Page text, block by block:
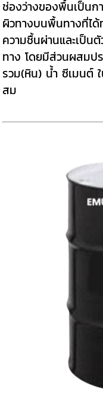
ช่องว่างของพื้นเป็นก
ผิวทางบนพื้นทางที่ได้
ความชื้นผ่านและเป็น
ทาง โดยมีส่วนผสมป
รวม(หิน) น้ำ ซีเมนต์
สม